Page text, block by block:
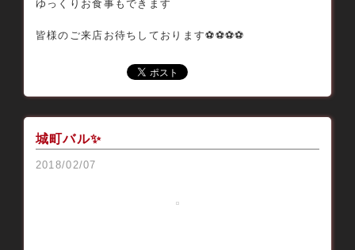
ゆっくりお食事もできます
皆様のご来店お待ちしております⚽️⚽️⚽️⚽️
城町バル✨
2018/02/07